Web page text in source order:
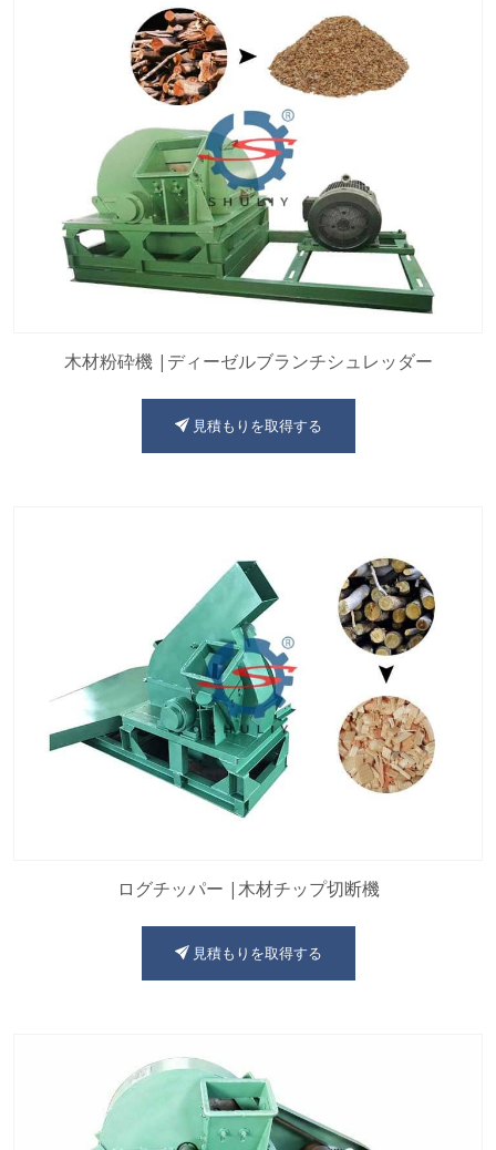
木材粉砕機 |ディーゼルブランチシュレッダー
見積もりを取得する
ログチッパー |木材チップ切断機
見積もりを取得する